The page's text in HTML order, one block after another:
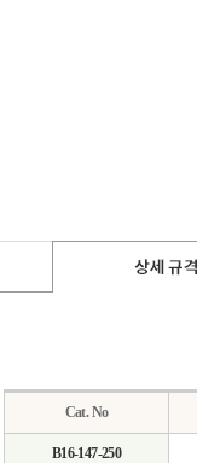
Cat. No
B16-147-250